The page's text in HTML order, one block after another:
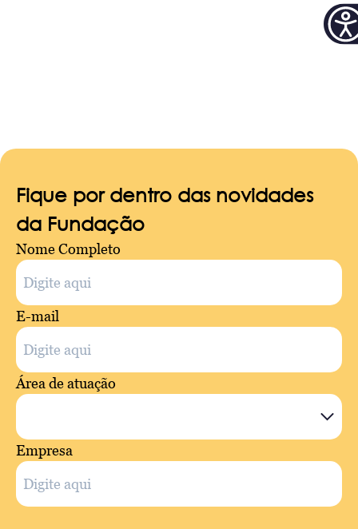
Fique por dentro das novidades
da Fundação
Nome Completo
E-mail
Área de atuação
Empresa